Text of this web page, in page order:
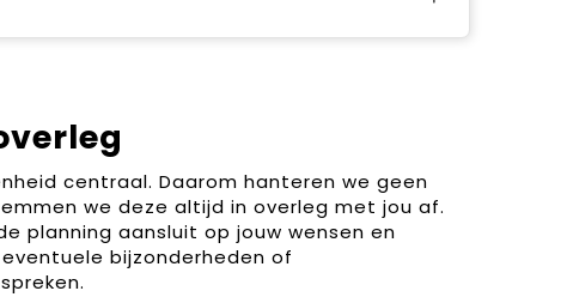
centraal. Daarom hanteren we geen
we deze altijd in overleg met jou af.
planning aansluit op jouw wensen en
bijzonderheden of